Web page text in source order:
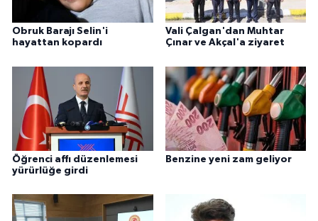
Obruk Barajı Selin'i
hayattan kopardı
Vali Çalgan'dan Muhtar
Çınar ve Akçal'a ziyaret
Öğrenci affı düzenlemesi
yürürlüğe girdi
Benzine yeni zam geliyor